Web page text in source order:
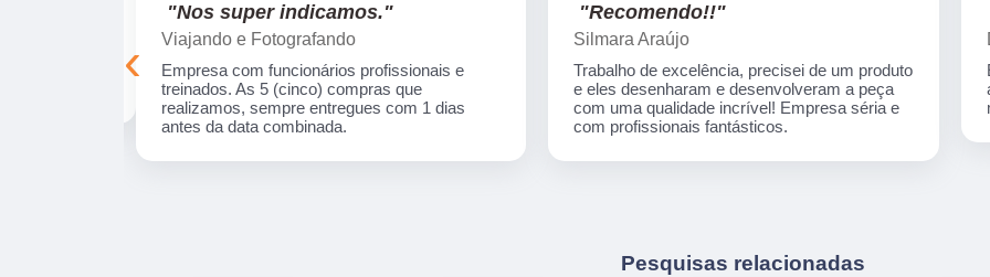
"Recomendo!!"
Silmara Araújo
Trabalho de excelência, precisei de um produto
e eles desenharam e desenvolveram a peça
com uma qualidade incrível! Empresa séria e
com profissionais fantásticos.
"Recomendo!!"
Duda Máximo
Empresa incrível, material de ótima qualidade,
atendimento humano e muito atencioso! Os
melhores preços! Indico de olhos fechados!
‹
Pesquisas relacionadas